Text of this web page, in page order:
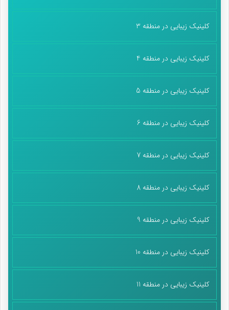
کلینیک زیبایی در منطقه 3
کلینیک زیبایی در منطقه 4
کلینیک زیبایی در منطقه 5
کلینیک زیبایی در منطقه 6
کلینیک زیبایی در منطقه 7
کلینیک زیبایی در منطقه 8
کلینیک زیبایی در منطقه 9
کلینیک زیبایی در منطقه 10
کلینیک زیبایی در منطقه 11